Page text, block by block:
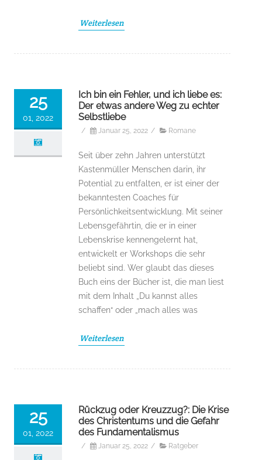
Weiterlesen
25
01, 2022
Ich bin ein Fehler, und ich liebe es:
Der etwas andere Weg zu echter
Selbstliebe
/ Januar 25, 2022 / Romane
Seit über zehn Jahren unterstützt
Kastenmüller Menschen darin, ihr
Potential zu entfalten, er ist einer der
bekanntesten Coaches für
Persönlichkeitsentwicklung. Mit seiner
Lebensgefährtin, die er in einer
Lebenskrise kennengelernt hat,
entwickelt er Workshops die sehr
beliebt sind. Wer glaubt das dieses
Buch eins der Bücher ist, die man liest
mit dem Inhalt „Du kannst alles
schaffen“ oder „mach alles was
Weiterlesen
25
01, 2022
Rückzug oder Kreuzzug?: Die Krise
des Christentums und die Gefahr
des Fundamentalismus
/ Januar 25, 2022 / Ratgeber